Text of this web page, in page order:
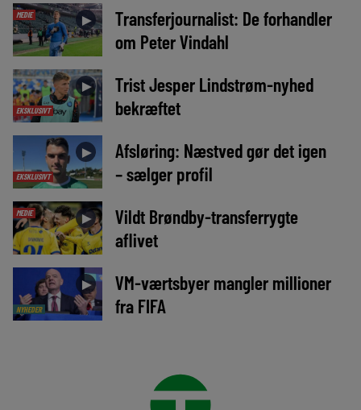
MEDIE ►
Transferjournalist: De forhandler
om Peter Vindahl
EKSKLUSIVT
►
Trist Jesper Lindstrøm-nyhed
bekræftet
EKSKLUSIVT
►
Afsløring: Næstved gør det igen
– sælger profil
MEDIE ►
Vildt Brøndby-transferrygte
aflivet
NYHEDER
►
VM-værtsbyer mangler millioner
fra FIFA